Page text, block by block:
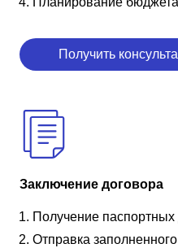
Получить
Заключение договора
Получение паспортных
Отправка